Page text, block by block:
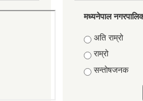
मध्यनेपाल
Choices
अति राम्रो
राम्रो
सन्तोषजनक